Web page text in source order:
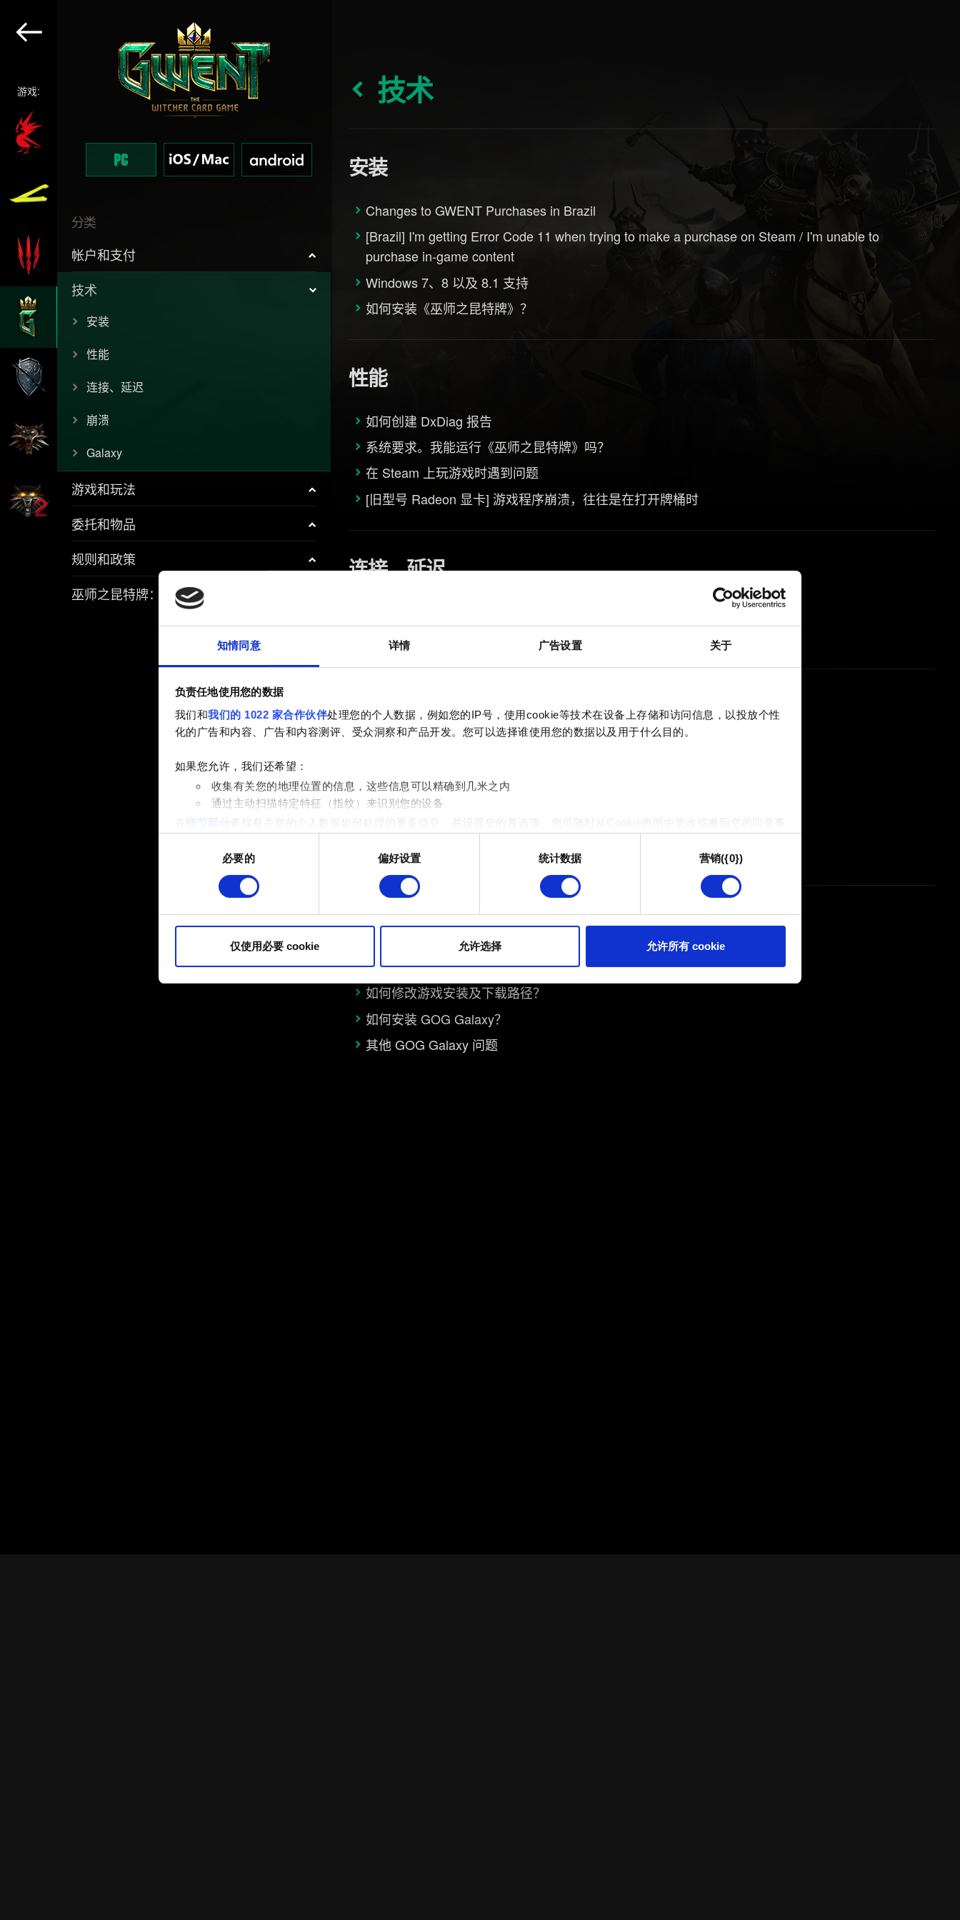
知情同意 详情 广告设置 关于
负责任地使用您的数据
我们和我们的 1022 家合作伙伴处理您的个人数据，例如您的IP号，使用cookie等技术在设备上存储和访问信息，以投放个性
化的广告和内容、广告和内容测评、受众洞察和产品开发。您可以选择谁使用您的数据以及用于什么目的。
如果您允许，我们还希望：
收集有关您的地理位置的信息，这些信息可以精确到几米之内
通过主动扫描特定特征（指纹）来识别您的设备
在
细节部分
查找有关您的个人数据如何处理的更多信息，并设置您的首选项。您可随时从Cookie声明中更改或撤回您的同意事
部分需要使用 Cookies 的是为了让网站功能可用，而另一部分是非强制性的，可以为我们提供技术和内容相关的反馈，以便
网站将更好地服务于您。例如帮助我们在社交媒体上发现您，提供一些您可能会感兴趣的东西，我们偶尔也可能与我们的合作
您可以在下面的"设置"菜单中找到有关我们使用 Cookie 的所有详细信息，并调整您对 Cookie 的偏好。一旦您了解了其中的
必要的 偏好设置 统计数据 营销({0})
仅使用必要 cookie 允许选择 允许所有 cookie
游戏:
分类
帐户和支付
技术
安装
性能
连接、延迟
崩溃
Galaxy
游戏和玩法
委托和物品
规则和政策
巫师之昆特牌：流浪法师
技术
安装
Changes to GWENT Purchases in Brazil
[Brazil] I'm getting Error Code 11 when trying to make a purchase on Steam / I'm unable to
purchase in-game content
Windows 7、8 以及 8.1 支持
如何安装《巫师之昆特牌》？
性能
如何创建 DxDiag 报告
系统要求。我能运行《巫师之昆特牌》吗？
在 Steam 上玩游戏时遇到问题
[旧型号 Radeon 显卡] 游戏程序崩溃，往往是在打开牌桶时
连接、延迟
无法连接《巫师之昆特牌》服务器
崩溃
游戏程序崩溃
修复损坏的游戏文件
[旧型号 Radeon 显卡] 游戏程序崩溃，往往是在打开牌桶时
Galaxy
《巫师之昆特牌》无法自动更新到最新版本
如何修改游戏安装及下载路径？
如何安装 GOG Galaxy？
其他 GOG Galaxy 问题